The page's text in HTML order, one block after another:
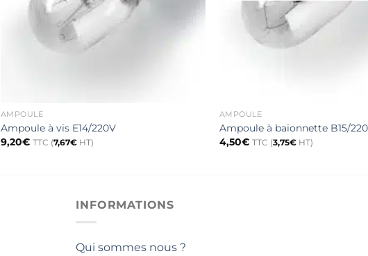
AMPOULE
Ampoule à vis E14/220V
9,20€ TTC (7,67€HT)
AMPOULE
Ampoule à baïonnette B15/
4,50€ TTC (3,75€HT)
INFORMATIONS
Qui sommes nous ?